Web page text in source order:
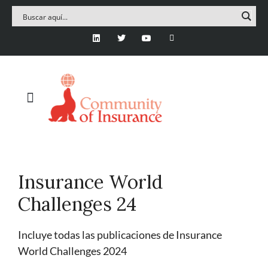
Insurance World
Challenges 24
Incluye todas las publicaciones de Insurance
World Challenges 2024